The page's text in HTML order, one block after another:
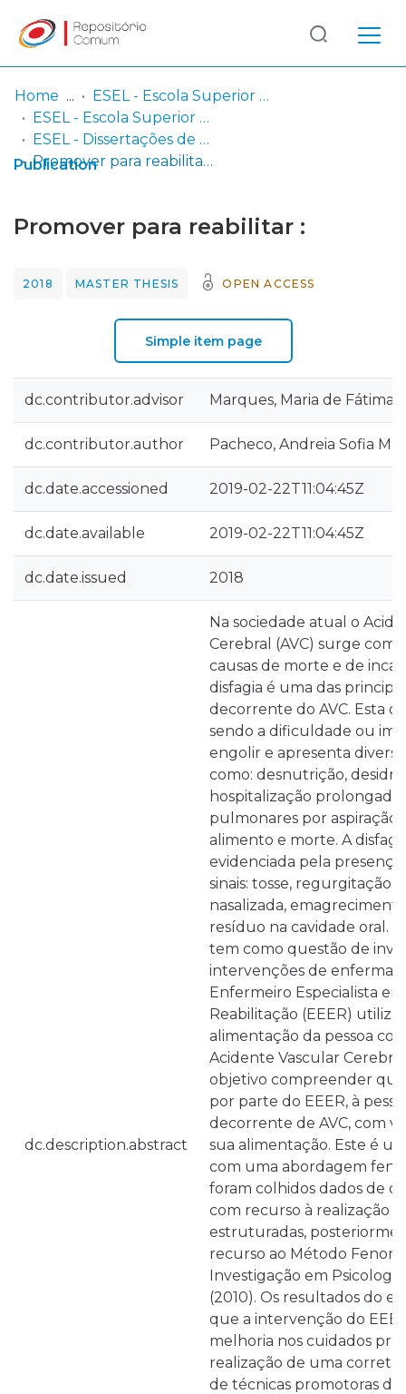
Communities
& Collections
Statistics
Log
In
(current)
Home
ESEL - Escola Superior de Enfermagem de Lisboa
ESEL - Escola Superior de Enfermagem de Lisboa
ESEL - Dissertações de Mestrado
Promover para reabilitar :
Publication
Promover para reabilitar :
2018 MASTER THESIS OPEN ACCESS
Simple item page
dc.contributor.advisor Marques, Maria de Fátima
dc.contributor.author Pacheco, Andreia Sofia
dc.date.accessioned 2019-02-22T11:04:45Z
dc.date.available 2019-02-22T11:04:45Z
dc.date.issued 2018
dc.description.abstract
Na sociedade atual o
Cerebral (AVC) surge
causas de morte e de
disfagia é uma das
decorrente do AVC. Esta
sendo a dificuldade ou
engolir e apresenta
como: desnutrição,
hospitalização
pulmonares por aspiração
alimento e morte. A
evidenciada pela
sinais: tosse, regurgitação
nasalizada,
resíduo na cavidade oral.
tem como questão de
intervenções de
Enfermeiro Especialista
Reabilitação (EEER)
alimentação da pessoa
Acidente Vascular
objetivo compreender
por parte do EEER, à
decorrente de AVC, com
sua alimentação. Este é
com uma abordagem
foram colhidos dados de
com recurso à realização
estruturadas,
recurso ao Método
Investigação em
(2010). Os resultados do
que a intervenção do
melhoria nos cuidados
realização de uma correta
de técnicas promotoras da